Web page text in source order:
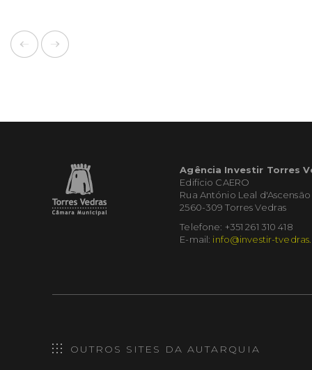
Agência Investir Torres
Edifício CAERO
Rua António Leal d'Ascensão
2560-309 Torres Vedras
Telefone: +351 261 310 418
E-mail: info@investir-
OUTROS SITES DA AUTARQUIA